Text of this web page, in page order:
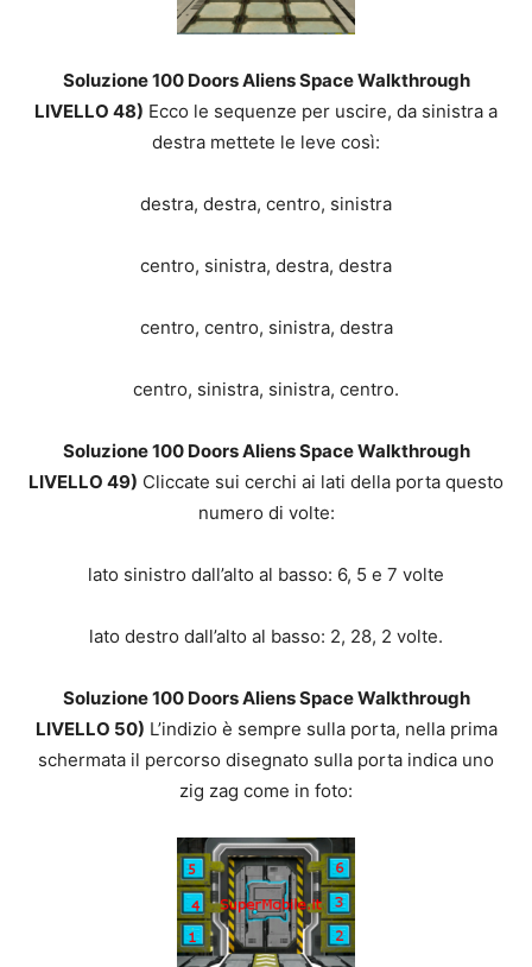
Soluzione 100 Doors Aliens Space Walkthrough
LIVELLO 48) Ecco le sequenze per uscire, da sinistra a
destra mettete le leve così:
destra, destra, centro, sinistra
centro, sinistra, destra, destra
centro, centro, sinistra, destra
centro, sinistra, sinistra, centro.
Soluzione 100 Doors Aliens Space Walkthrough
LIVELLO 49) Cliccate sui cerchi ai lati della porta questo
numero di volte:
lato sinistro dall’alto al basso: 6, 5 e 7 volte
lato destro dall’alto al basso: 2, 28, 2 volte.
Soluzione 100 Doors Aliens Space Walkthrough
LIVELLO 50) L’indizio è sempre sulla porta, nella prima
schermata il percorso disegnato sulla porta indica uno
zig zag come in foto: